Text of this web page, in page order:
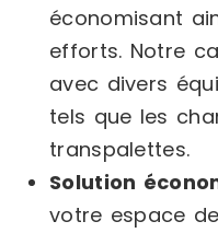
économisant
efforts. Notre
avec divers
tels que les
transpalettes.
Solution
votre espace